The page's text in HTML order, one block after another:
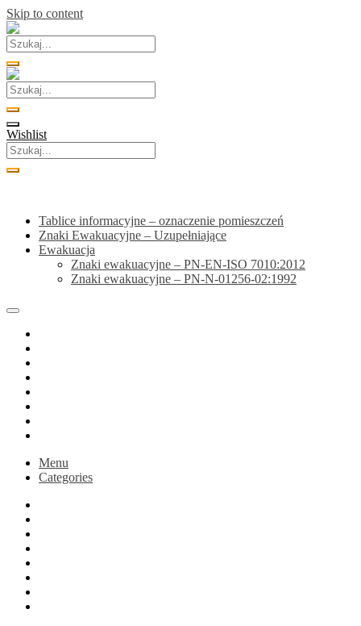
Skip to content
Wishlist
Tablice informacyjne – oznaczenie pomieszczeń
Znaki Ewakuacyjne – Uzupełniające
Ewakuacja
Znaki ewakuacyjne – PN-EN-ISO 7010:2012
Znaki ewakuacyjne – PN-N-01256-02:1992
Menu
Categories